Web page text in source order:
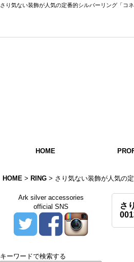
さり気ない装飾が人気の定番的シルバーリング「コ
HOME
HOME > RING > さり気ない装飾が人気の
Ark silver accessories
official SNS
キーワードで検索する
さ